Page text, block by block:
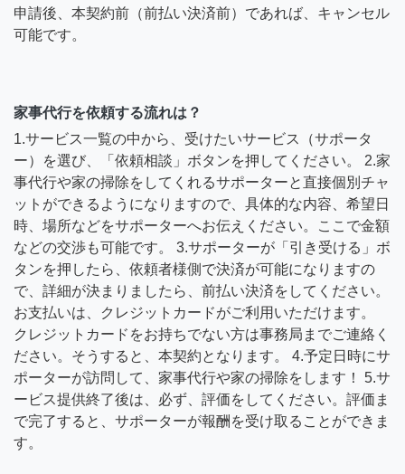
申請後、本契約前（前払い決済前）であれば、キャンセル
可能です。
家事代行を依頼する流れは？
1.サービス一覧の中から、受けたいサービス（サポータ
ー）を選び、「依頼相談」ボタンを押してください。 2.家
事代行や家の掃除をしてくれるサポーターと直接個別チャ
ットができるようになりますので、具体的な内容、希望日
時、場所などをサポーターへお伝えください。ここで金額
などの交渉も可能です。 3.サポーターが「引き受ける」ボ
タンを押したら、依頼者様側で決済が可能になりますの
で、詳細が決まりましたら、前払い決済をしてください。
お支払いは、クレジットカードがご利用いただけます。
クレジットカードをお持ちでない方は事務局までご連絡く
ださい。そうすると、本契約となります。 4.予定日時にサ
ポーターが訪問して、家事代行や家の掃除をします！ 5.サ
ービス提供終了後は、必ず、評価をしてください。評価ま
で完了すると、サポーターが報酬を受け取ることができま
す。